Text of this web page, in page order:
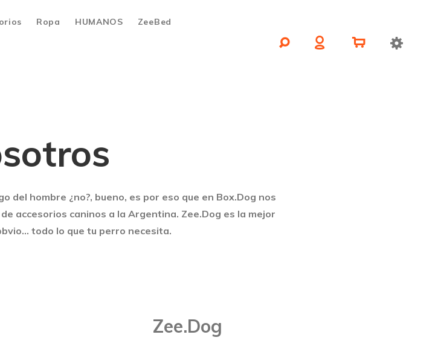
Ropa HUMANOS ZeeBed
del hombre ¿no?, bueno, es por eso que en Box.Dog nos
accesorios caninos a la Argentina. Zee.Dog es la mejor
todo lo que tu perro necesita.
Zee.Dog